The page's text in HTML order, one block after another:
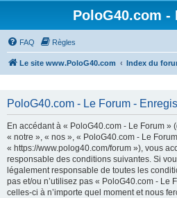
PoloG40.com -
FAQ Règles
Le site www.PoloG40.com Index du
PoloG40.com - Le Forum -
En accédant à « PoloG40.com - Le Forum »
« notre », « nos », « PoloG40.com - Le
« https://www.polog40.com/forum »), vous
responsable des conditions suivantes. Si
légalement responsable de toutes les
pas et/ou n’utilisez pas « PoloG40.com - Le
celles-ci à n’importe quel moment et nous